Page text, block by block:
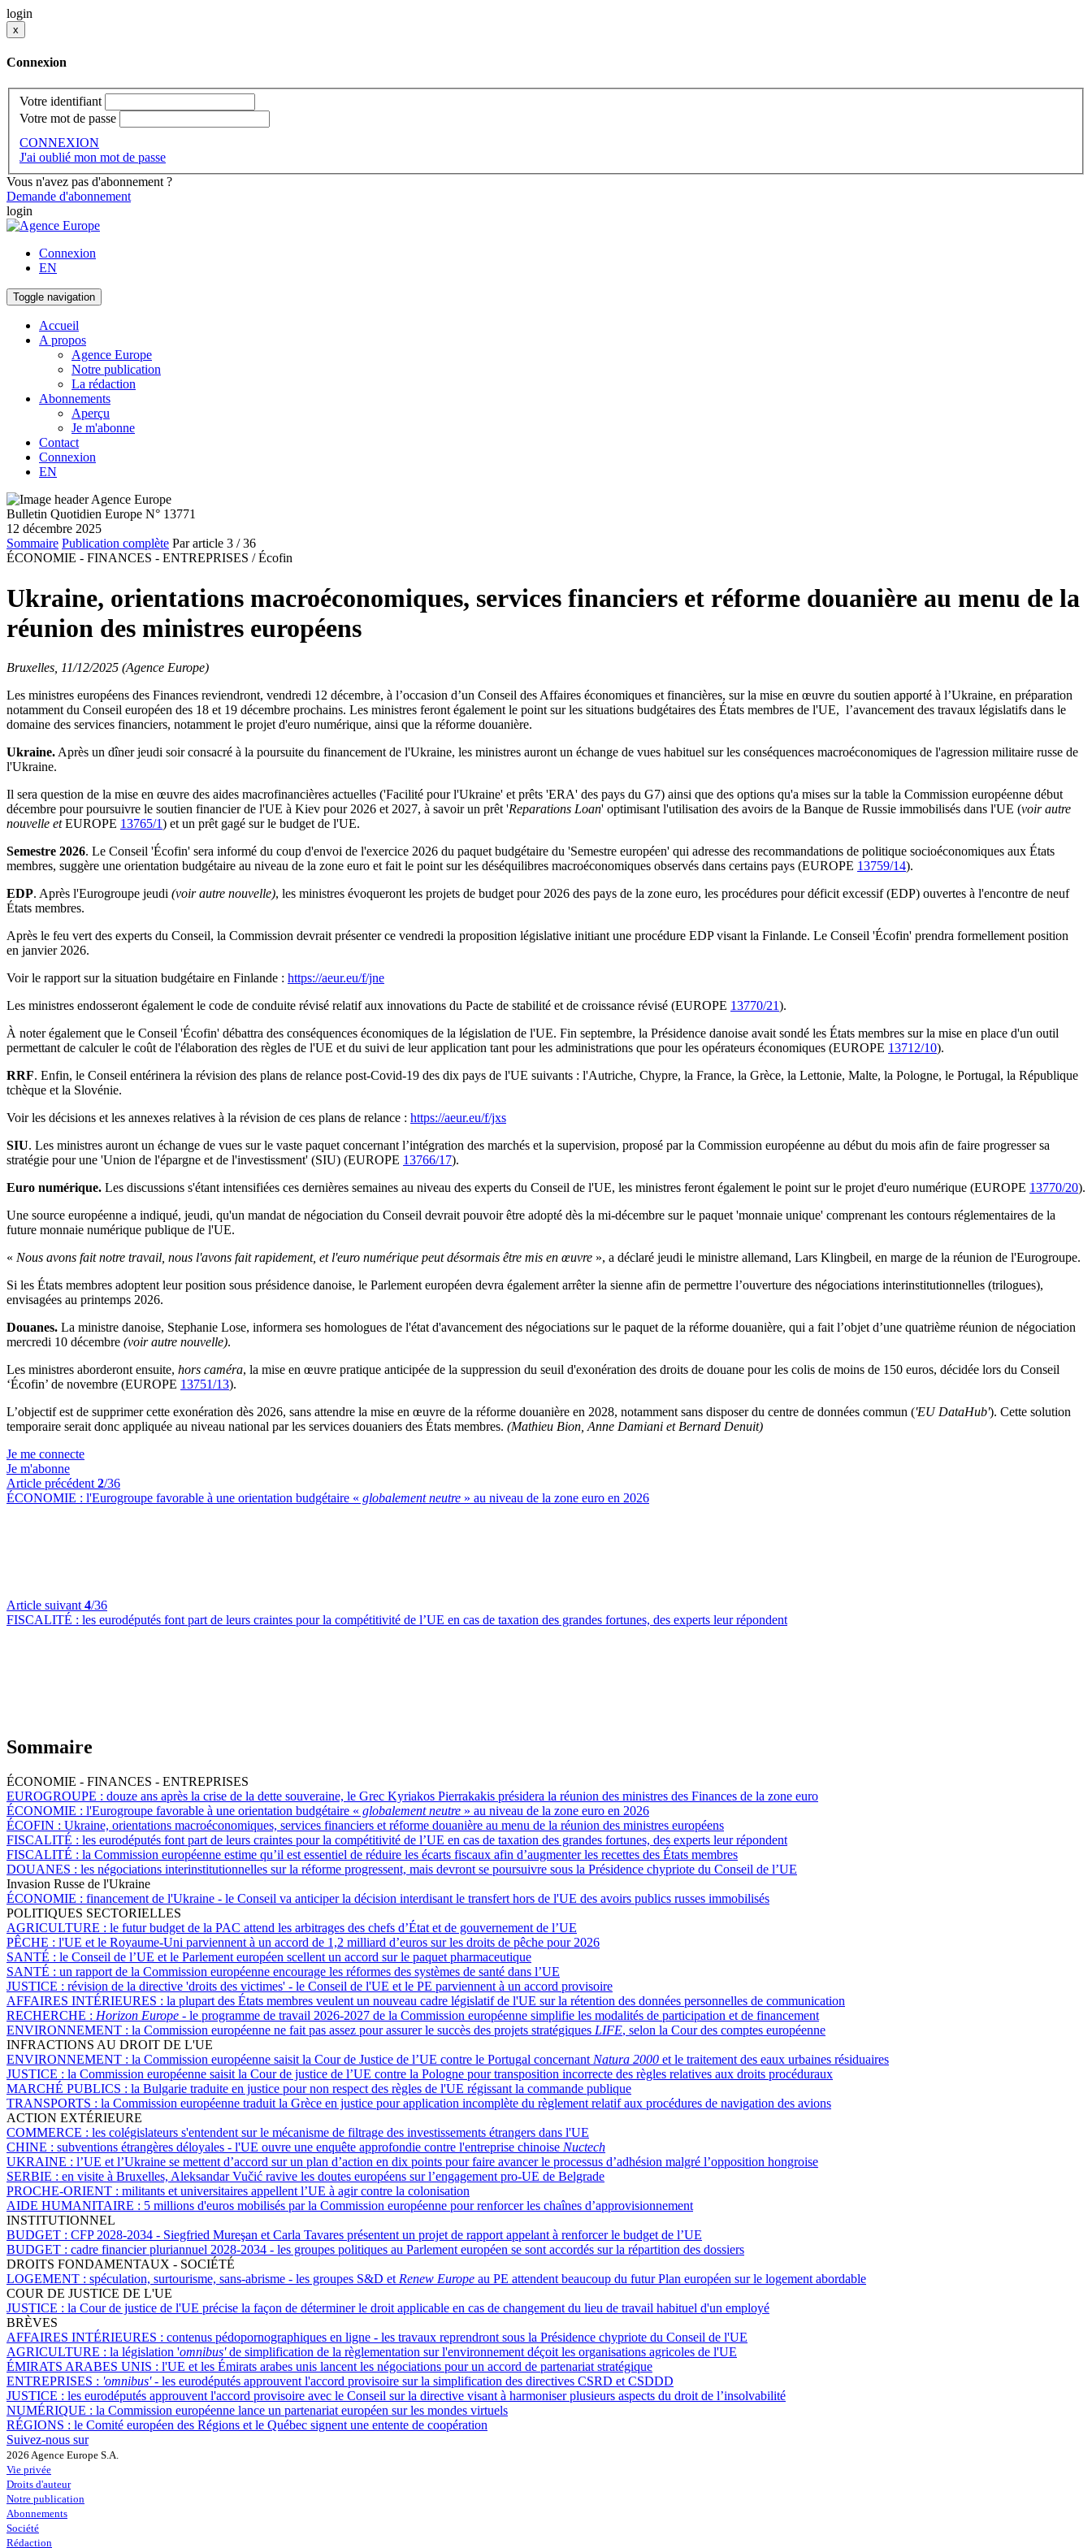
login
x
Connexion
Votre identifiant
Votre mot de passe
CONNEXION
J'ai oublié mon mot de passe
Vous n'avez pas d'abonnement ?
Demande d'abonnement
login
Connexion
EN
Toggle navigation
Accueil
A propos
Agence Europe
Notre publication
La rédaction
Abonnements
Aperçu
Je m'abonne
Contact
Connexion
EN
Bulletin Quotidien Europe N° 13771
12 décembre 2025
Sommaire Publication complète Par article 3 / 36
ÉCONOMIE - FINANCES - ENTREPRISES / Écofin
Ukraine, orientations macroéconomiques, services financiers et réforme douanière au menu de la
réunion des ministres européens
Bruxelles, 11/12/2025 (Agence Europe)
Les ministres européens des Finances reviendront, vendredi 12 décembre, à l’occasion d’un Conseil des Affaires économiques et financières, sur la mise en œuvre du soutien apporté à l’Ukraine, en préparation
notamment du Conseil européen des 18 et 19 décembre prochains. Les ministres feront également le point sur les situations budgétaires des États membres de l'UE, l’avancement des travaux législatifs dans le
domaine des services financiers, notamment le projet d'euro numérique, ainsi que la réforme douanière.
Ukraine. Après un dîner jeudi soir consacré à la poursuite du financement de l'Ukraine, les ministres auront un échange de vues habituel sur les conséquences macroéconomiques de l'agression militaire russe de
l'Ukraine.
Il sera question de la mise en œuvre des aides macrofinancières actuelles ('Facilité pour l'Ukraine' et prêts 'ERA' des pays du G7) ainsi que des options qu'a mises sur la table la Commission européenne début
décembre pour poursuivre le soutien financier de l'UE à Kiev pour 2026 et 2027, à savoir un prêt 'Reparations Loan' optimisant l'utilisation des avoirs de la Banque de Russie immobilisés dans l'UE (voir autre
nouvelle etEUROPE 13765/1) et un prêt gagé sur le budget de l'UE.
Semestre 2026. Le Conseil 'Écofin' sera informé du coup d'envoi de l'exercice 2026 du paquet budgétaire du 'Semestre européen' qui adresse des recommandations de politique socioéconomiques aux États
membres, suggère une orientation budgétaire au niveau de la zone euro et fait le point sur les déséquilibres macroéconomiques observés dans certains pays (EUROPE 13759/14).
EDP. Après l'Eurogroupe jeudi (voir autre nouvelle), les ministres évoqueront les projets de budget pour 2026 des pays de la zone euro, les procédures pour déficit excessif (EDP) ouvertes à l'encontre de neuf
États membres.
Après le feu vert des experts du Conseil, la Commission devrait présenter ce vendredi la proposition législative initiant une procédure EDP visant la Finlande. Le Conseil 'Écofin' prendra formellement position
en janvier 2026.
Voir le rapport sur la situation budgétaire en Finlande : https://aeur.eu/f/jne
Les ministres endosseront également le code de conduite révisé relatif aux innovations du Pacte de stabilité et de croissance révisé (EUROPE 13770/21).
À noter également que le Conseil 'Écofin' débattra des conséquences économiques de la législation de l'UE. Fin septembre, la Présidence danoise avait sondé les États membres sur la mise en place d'un outil
permettant de calculer le coût de l'élaboration des règles de l'UE et du suivi de leur application tant pour les administrations que pour les opérateurs économiques (EUROPE 13712/10).
RRF. Enfin, le Conseil entérinera la révision des plans de relance post-Covid-19 des dix pays de l'UE suivants : l'Autriche, Chypre, la France, la Grèce, la Lettonie, Malte, la Pologne, le Portugal, la République
tchèque et la Slovénie.
Voir les décisions et les annexes relatives à la révision de ces plans de relance : https://aeur.eu/f/jxs
SIU. Les ministres auront un échange de vues sur le vaste paquet concernant l’intégration des marchés et la supervision, proposé par la Commission européenne au début du mois afin de faire progresser sa
stratégie pour une 'Union de l'épargne et de l'investissment' (SIU) (EUROPE 13766/17).
Euro numérique. Les discussions s'étant intensifiées ces dernières semaines au niveau des experts du Conseil de l'UE, les ministres feront également le point sur le projet d'euro numérique (EUROPE 13770/20).
Une source européenne a indiqué, jeudi, qu'un mandat de négociation du Conseil devrait pouvoir être adopté dès la mi-décembre sur le paquet 'monnaie unique' comprenant les contours réglementaires de la
future monnaie numérique publique de l'UE.
« Nous avons fait notre travail, nous l'avons fait rapidement, et l'euro numérique peut désormais être mis en œuvre », a déclaré jeudi le ministre allemand, Lars Klingbeil, en marge de la réunion de l'Eurogroupe.
Si les États membres adoptent leur position sous présidence danoise, le Parlement européen devra également arrêter la sienne afin de permettre l’ouverture des négociations interinstitutionnelles (trilogues),
envisagées au printemps 2026.
Douanes. La ministre danoise, Stephanie Lose, informera ses homologues de l'état d'avancement des négociations sur le paquet de la réforme douanière, qui a fait l’objet d’une quatrième réunion de négociation
mercredi 10 décembre (voir autre nouvelle).
Les ministres aborderont ensuite, hors caméra, la mise en œuvre pratique anticipée de la suppression du seuil d'exonération des droits de douane pour les colis de moins de 150 euros, décidée lors du Conseil
‘Écofin’ de novembre (EUROPE 13751/13).
L’objectif est de supprimer cette exonération dès 2026, sans attendre la mise en œuvre de la réforme douanière en 2028, notamment sans disposer du centre de données commun ('EU DataHub'). Cette solution
temporaire serait donc appliquée au niveau national par les services douaniers des États membres. (Mathieu Bion, Anne Damiani et Bernard Denuit)
Je me connecte
Je m'abonne
Article précédent 2/36
ÉCONOMIE : l'Eurogroupe favorable à une orientation budgétaire « globalement neutre » au niveau de la zone euro en 2026
Article suivant 4/36
FISCALITÉ : les eurodéputés font part de leurs craintes pour la compétitivité de l’UE en cas de taxation des grandes fortunes, des experts leur répondent
Sommaire
ÉCONOMIE - FINANCES - ENTREPRISES
EUROGROUPE : douze ans après la crise de la dette souveraine, le Grec Kyriakos Pierrakakis présidera la réunion des ministres des Finances de la zone euro
ÉCONOMIE : l'Eurogroupe favorable à une orientation budgétaire « globalement neutre » au niveau de la zone euro en 2026
ÉCOFIN : Ukraine, orientations macroéconomiques, services financiers et réforme douanière au menu de la réunion des ministres européens
FISCALITÉ : les eurodéputés font part de leurs craintes pour la compétitivité de l’UE en cas de taxation des grandes fortunes, des experts leur répondent
FISCALITÉ : la Commission européenne estime qu’il est essentiel de réduire les écarts fiscaux afin d’augmenter les recettes des États membres
DOUANES : les négociations interinstitutionnelles sur la réforme progressent, mais devront se poursuivre sous la Présidence chypriote du Conseil de l’UE
Invasion Russe de l'Ukraine
ÉCONOMIE : financement de l'Ukraine - le Conseil va anticiper la décision interdisant le transfert hors de l'UE des avoirs publics russes immobilisés
POLITIQUES SECTORIELLES
AGRICULTURE : le futur budget de la PAC attend les arbitrages des chefs d’État et de gouvernement de l’UE
PÊCHE : l'UE et le Royaume-Uni parviennent à un accord de 1,2 milliard d’euros sur les droits de pêche pour 2026
SANTÉ : le Conseil de l’UE et le Parlement européen scellent un accord sur le paquet pharmaceutique
SANTÉ : un rapport de la Commission européenne encourage les réformes des systèmes de santé dans l’UE
JUSTICE : révision de la directive 'droits des victimes' - le Conseil de l'UE et le PE parviennent à un accord provisoire
AFFAIRES INTÉRIEURES : la plupart des États membres veulent un nouveau cadre législatif de l'UE sur la rétention des données personnelles de communication
RECHERCHE : Horizon Europe - le programme de travail 2026-2027 de la Commission européenne simplifie les modalités de participation et de financement
ENVIRONNEMENT : la Commission européenne ne fait pas assez pour assurer le succès des projets stratégiques LIFE, selon la Cour des comptes européenne
INFRACTIONS AU DROIT DE L'UE
ENVIRONNEMENT : la Commission européenne saisit la Cour de Justice de l’UE contre le Portugal concernant Natura 2000 et le traitement des eaux urbaines résiduaires
JUSTICE : la Commission européenne saisit la Cour de justice de l’UE contre la Pologne pour transposition incorrecte des règles relatives aux droits procéduraux
MARCHÉ PUBLICS : la Bulgarie traduite en justice pour non respect des règles de l'UE régissant la commande publique
TRANSPORTS : la Commission européenne traduit la Grèce en justice pour application incomplète du règlement relatif aux procédures de navigation des avions
ACTION EXTÉRIEURE
COMMERCE : les colégislateurs s'entendent sur le mécanisme de filtrage des investissements étrangers dans l'UE
CHINE : subventions étrangères déloyales - l'UE ouvre une enquête approfondie contre l'entreprise chinoise Nuctech
UKRAINE : l’UE et l’Ukraine se mettent d’accord sur un plan d’action en dix points pour faire avancer le processus d’adhésion malgré l’opposition hongroise
SERBIE : en visite à Bruxelles, Aleksandar Vučić ravive les doutes européens sur l’engagement pro-UE de Belgrade
PROCHE-ORIENT : militants et universitaires appellent l’UE à agir contre la colonisation
AIDE HUMANITAIRE : 5 millions d'euros mobilisés par la Commission européenne pour renforcer les chaînes d’approvisionnement
INSTITUTIONNEL
BUDGET : CFP 2028-2034 - Siegfried Mureşan et Carla Tavares présentent un projet de rapport appelant à renforcer le budget de l’UE
BUDGET : cadre financier pluriannuel 2028-2034 - les groupes politiques au Parlement européen se sont accordés sur la répartition des dossiers
DROITS FONDAMENTAUX - SOCIÉTÉ
LOGEMENT : spéculation, surtourisme, sans-abrisme - les groupes S&D et Renew Europe au PE attendent beaucoup du futur Plan européen sur le logement abordable
COUR DE JUSTICE DE L'UE
JUSTICE : la Cour de justice de l'UE précise la façon de déterminer le droit applicable en cas de changement du lieu de travail habituel d'un employé
BRÈVES
AFFAIRES INTÉRIEURES : contenus pédopornographiques en ligne - les travaux reprendront sous la Présidence chypriote du Conseil de l'UE
AGRICULTURE : la législation 'omnibus'de simplification de la règlementation sur l'environnement déçoit les organisations agricoles de l'UE
ÉMIRATS ARABES UNIS : l'UE et les Émirats arabes unis lancent les négociations pour un accord de partenariat stratégique
ENTREPRISES : 'omnibus'- les eurodéputés approuvent l'accord provisoire sur la simplification des directives CSRD et CSDDD
JUSTICE : les eurodéputés approuvent l'accord provisoire avec le Conseil sur la directive visant à harmoniser plusieurs aspects du droit de l’insolvabilité
NUMÉRIQUE : la Commission européenne lance un partenariat européen sur les mondes virtuels
RÉGIONS : le Comité européen des Régions et le Québec signent une entente de coopération
Suivez-nous sur
2026 Agence Europe S.A.
Vie privée
Droits d'auteur
Notre publication
Abonnements
Société
Rédaction